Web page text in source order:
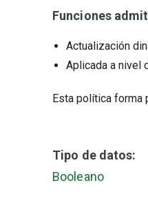
Funciones
Actualización
Aplicada a nivel
Esta política forma
Tipo de datos:
Booleano